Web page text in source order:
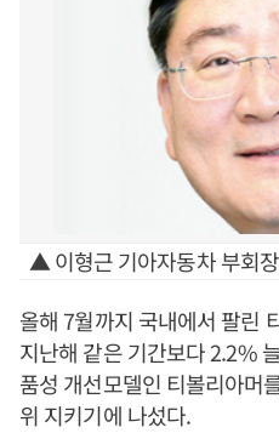
▲ 이형근 기아자동차 부회
올해 7월까지 국내에서 팔린
지난해 같은 기간보다 2.2%
품성 개선모델인 티볼리아머
위 지키기에 나섰다.